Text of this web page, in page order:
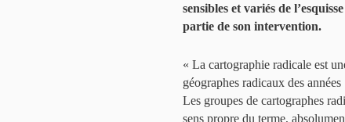
sensibles et variés de
partie de son intervention.
« La cartographie radicale est
géographes radicaux des
Les groupes de cartographes
sens propre du terme,